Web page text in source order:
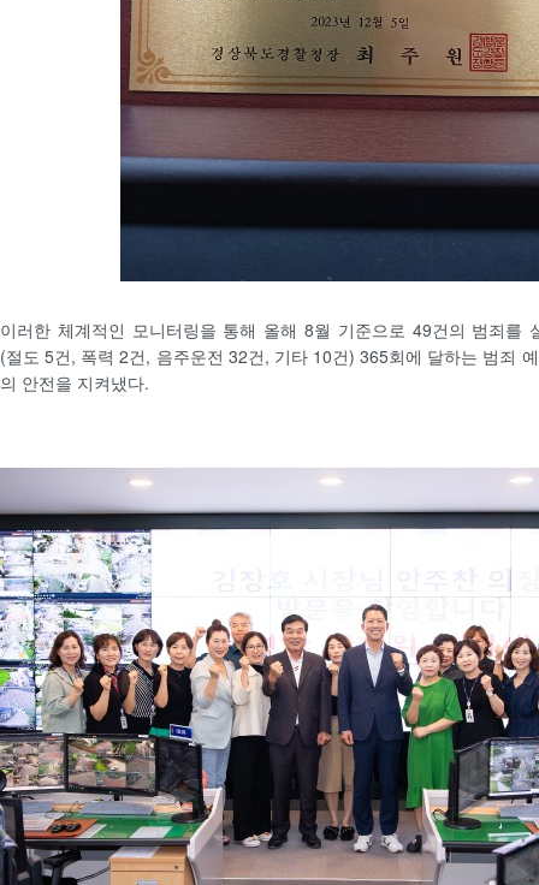
이러한 체계적인 모니터링을 통해 올해 8월 기준으로 49건의 범죄를
(절도 5건, 폭력 2건, 음주운전 32건, 기타 10건) 365회에 달하는 범죄
의 안전을 지켜냈다.